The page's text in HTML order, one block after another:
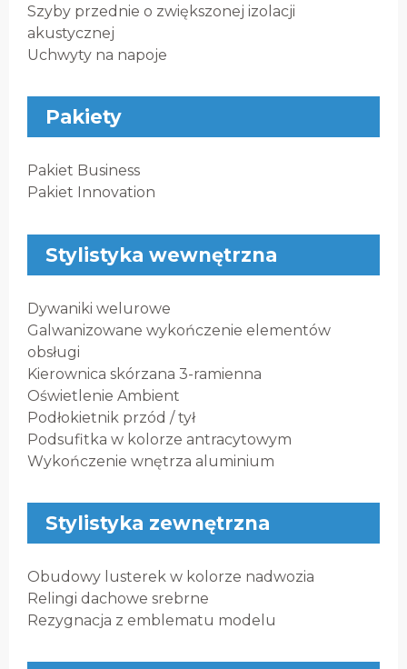
Szyby przednie o zwiększonej izolacji
akustycznej
Uchwyty na napoje
Pakiety
Pakiet Business
Pakiet Innovation
Stylistyka wewnętrzna
Dywaniki welurowe
Galwanizowane wykończenie elementów
obsługi
Kierownica skórzana 3-ramienna
Oświetlenie Ambient
Podłokietnik przód / tył
Podsufitka w kolorze antracytowym
Wykończenie wnętrza aluminium
Stylistyka zewnętrzna
Obudowy lusterek w kolorze nadwozia
Relingi dachowe srebrne
Rezygnacja z emblematu modelu